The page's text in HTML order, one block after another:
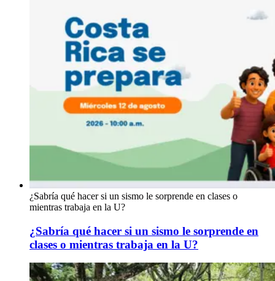
¿Sabría qué hacer si un sismo le sorprende en clases o
mientras trabaja en la U?
¿Sabría qué hacer si un sismo le sorprende en
clases o mientras trabaja en la U?